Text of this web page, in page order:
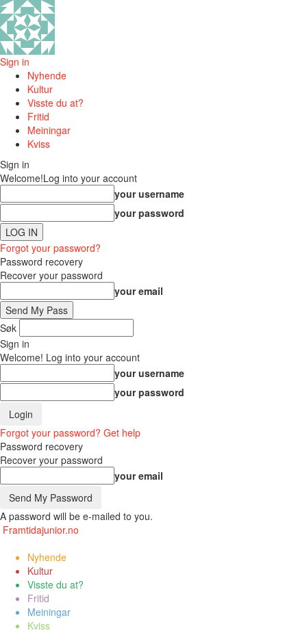
Sign in
Nyhende
Kultur
Visste du at?
Fritid
Meiningar
Kviss
Sign in
Welcome!Log into your account
your username
your password
Forgot your password?
Password recovery
Recover your password
your email
Søk
Sign in
Welcome! Log into your account
your username
your password
Forgot your password? Get help
Password recovery
Recover your password
your email
A password will be e-mailed to you.
Framtidajunior.no
Nyhende
Kultur
Visste du at?
Fritid
Meiningar
Kviss